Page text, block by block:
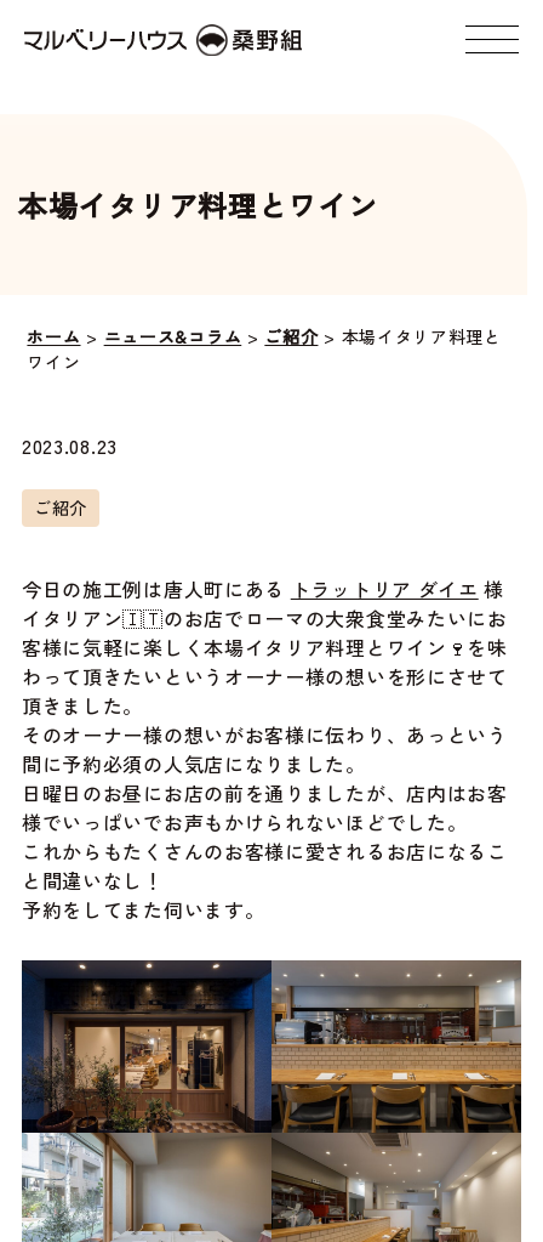
本場イタリア料理とワイン
ホーム > ニュース&コラム > ご紹介> 本場イタリア料理と
ワイン
2023.08.23
ご紹介
今日の施工例は唐人町にある トラットリア ダイエ 様
イタリアン🇮🇹のお店でローマの大衆食堂みたいにお
客様に気軽に楽しく本場イタリア料理とワイン🍷を味
わって頂きたいというオーナー様の想いを形にさせて
頂きました。
そのオーナー様の想いがお客様に伝わり、あっという
間に予約必須の人気店になりました。
日曜日のお昼にお店の前を通りましたが、店内はお客
様でいっぱいでお声もかけられないほどでした。
これからもたくさんのお客様に愛されるお店になるこ
と間違いなし！
予約をしてまた伺います。